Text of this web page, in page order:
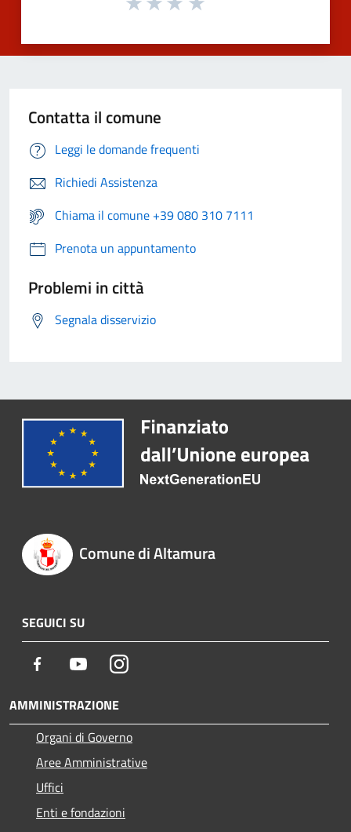
Contatta il comune
Leggi le domande frequenti
Richiedi Assistenza
Chiama il comune +39 080 310 7111
Prenota un appuntamento
Problemi in città
Segnala disservizio
Comune di Altamura
SEGUICI SU
Facebook YoutubeInstagram
AMMINISTRAZIONE
Organi di Governo
Aree Amministrative
Uffici
Enti e fondazioni